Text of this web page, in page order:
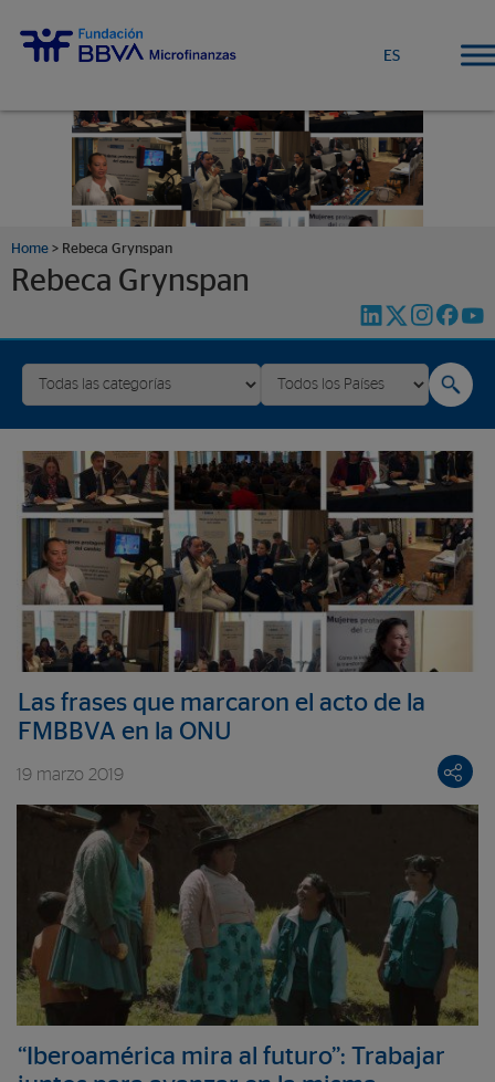
ES
Home > Rebeca Grynspan
Rebeca Grynspan
Las frases que marcaron el acto de la
FMBBVA en la ONU
19 marzo 2019
“Iberoamérica mira al futuro”: Trabajar